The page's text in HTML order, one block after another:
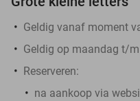
Geldig vanaf moment
Geldig op maandag t/
Reserveren:
na aankoop via